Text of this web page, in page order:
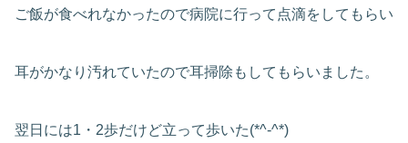
ご飯が食べれなかったので病院に行って点滴をしてもらい
耳がかなり汚れていたので耳掃除もしてもらいました。
翌日には1・2歩だけど立って歩いた(*^-^*)